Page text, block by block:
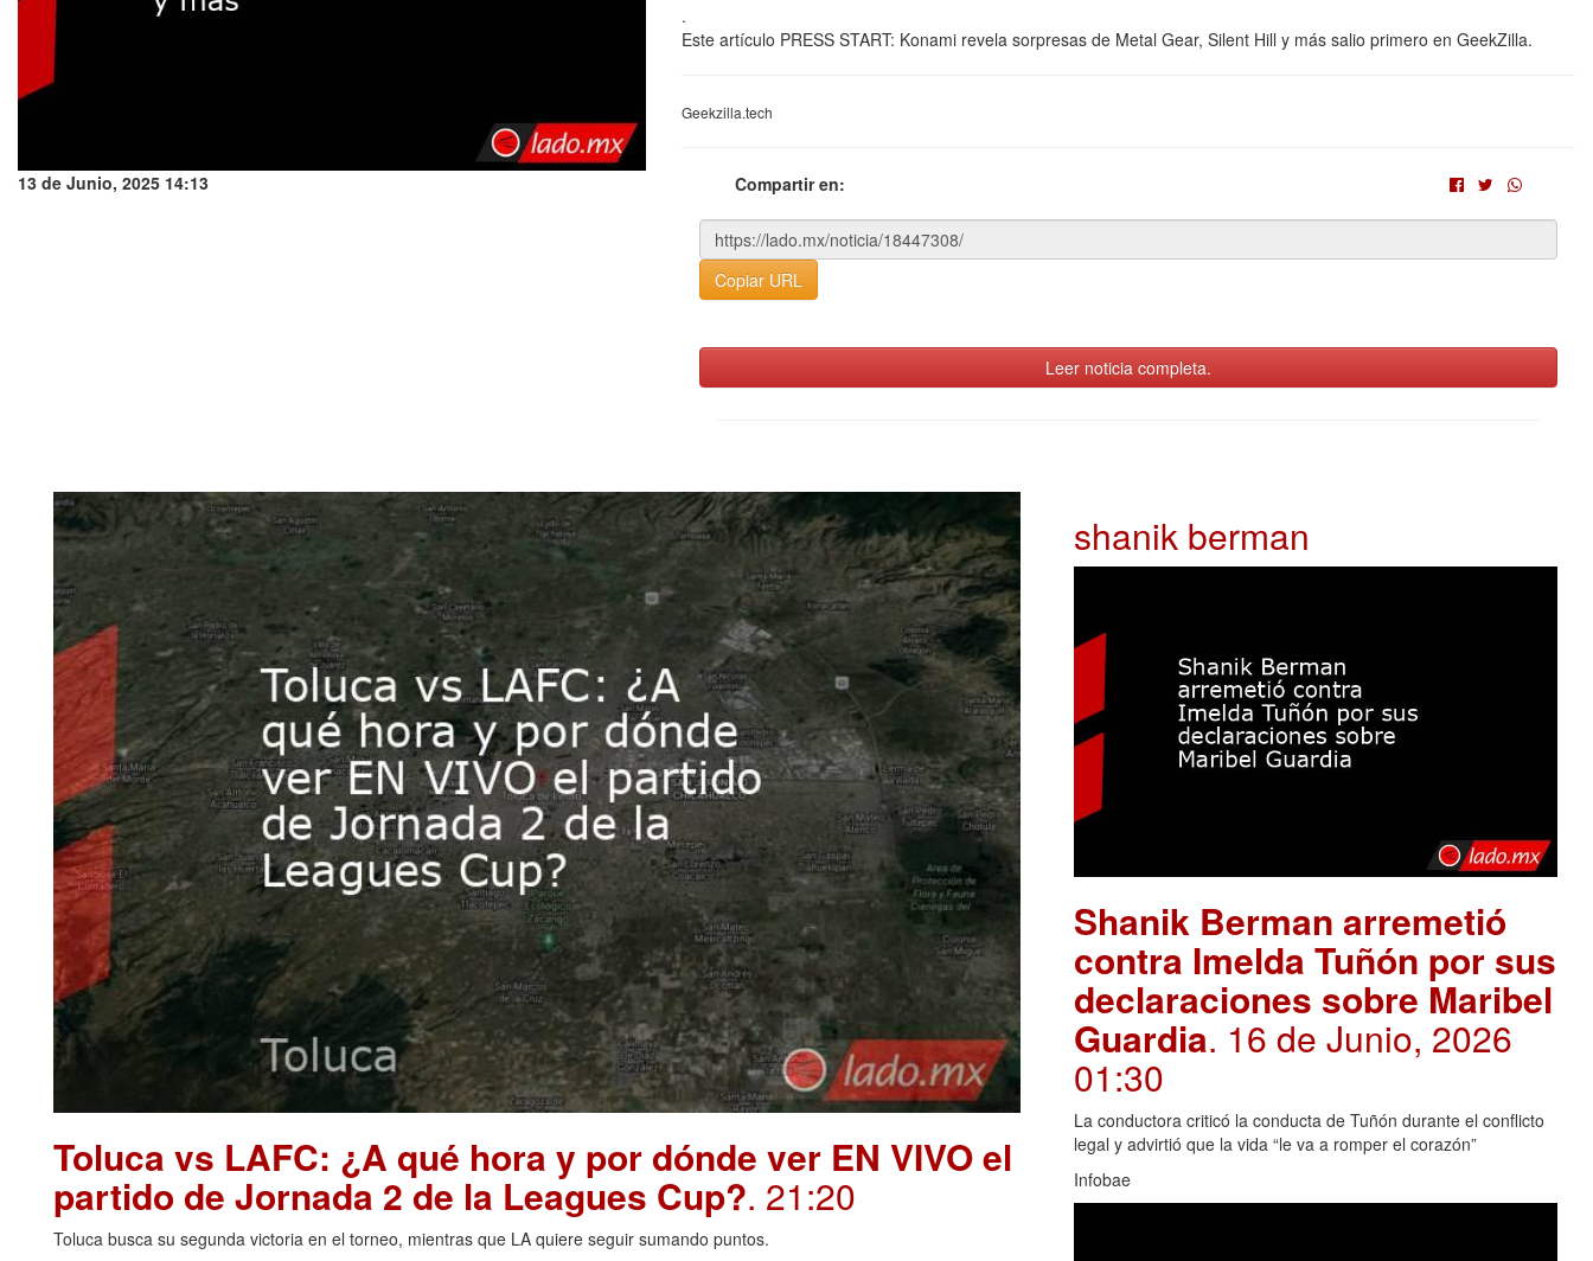
13 de Junio, 2025 14:13
.
Este artículo PRESS START: Konami revela sorpresas de Metal Gear, Silent Hill y más salio primero en GeekZilla.
Geekzilla.tech
Compartir en:
Copiar URL
Leer noticia completa.
Toluca vs LAFC: ¿A qué hora y por dónde ver EN VIVO el
partido de Jornada 2 de la Leagues Cup?. 21:20
Toluca busca su segunda victoria en el torneo, mientras que LA quiere seguir sumando puntos.
shanik berman
Shanik Berman arremetió
contra Imelda Tuñón por sus
declaraciones sobre Maribel
Guardia. 16 de Junio, 2026
01:30
La conductora criticó la conducta de Tuñón durante el conflicto
legal y advirtió que la vida “le va a romper el corazón”
Infobae